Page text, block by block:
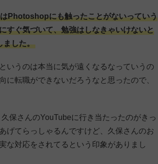
Photoshopにも触ったことがないっていう
すぐ気づいて、勉強はしなきゃいけないと
ました。
いうのは本当に気が遠くなるなっていうの
に転職ができないだろうなと思ったので、
保さんのYouTubeに行き当たったのがきっ
げてらっしゃるんですけど、久保さんのお
な対応をされてるという印象がありまし